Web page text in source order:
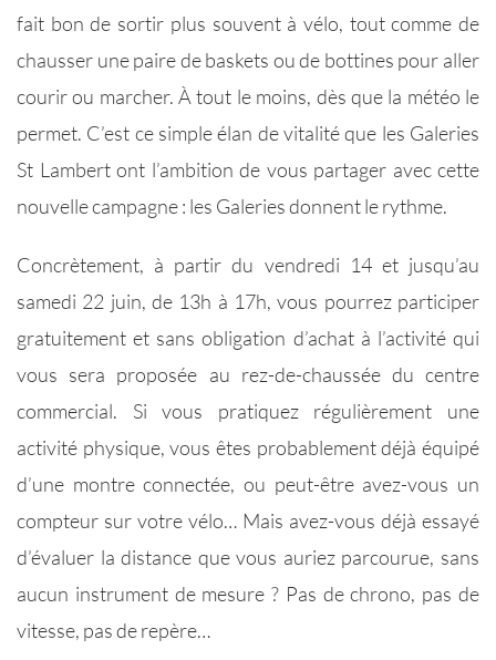
fait bon de sortir plus souvent à vélo, tout comme de
chausser une paire de baskets ou de bottines pour aller
courir ou marcher. À tout le moins, dès que la météo le
permet. C’est ce simple élan de vitalité que les Galeries
St Lambert ont l’ambition de vous partager avec cette
nouvelle campagne : les Galeries donnent le rythme.
Concrètement, à partir du vendredi 14 et jusqu’au
samedi 22 juin, de 13h à 17h, vous pourrez participer
gratuitement et sans obligation d’achat à l’activité qui
vous sera proposée au rez-de-chaussée du centre
commercial. Si vous pratiquez régulièrement une
activité physique, vous êtes probablement déjà équipé
d’une montre connectée, ou peut-être avez-vous un
compteur sur votre vélo… Mais avez-vous déjà essayé
d’évaluer la distance que vous auriez parcourue, sans
aucun instrument de mesure ? Pas de chrono, pas de
vitesse, pas de repère…